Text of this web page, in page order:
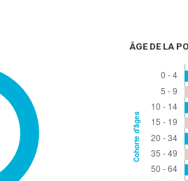
ÂGE DE LA